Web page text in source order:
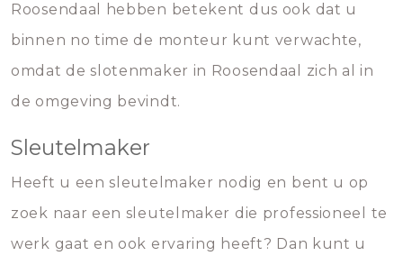
Roosendaal hebben betekent dus ook dat u
binnen no time de monteur kunt verwachte,
omdat de slotenmaker in Roosendaal zich al in
de omgeving bevindt.
Sleutelmaker
Heeft u een sleutelmaker nodig en bent u op
zoek naar een sleutelmaker die professioneel te
werk gaat en ook ervaring heeft? Dan kunt u